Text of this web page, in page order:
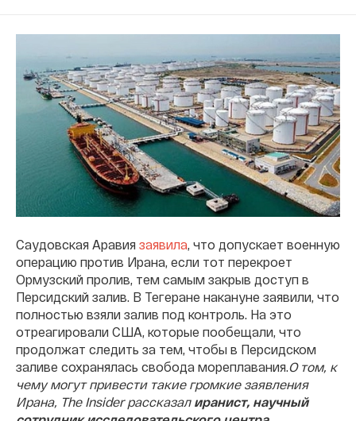
Саудовская Аравия заявила , что допускает военную
операцию против Ирана, если тот перекроет
Ормузский пролив, тем самым закрыв доступ в
Персидский залив. В Тегеране накануне заявили, что
полностью взяли залив под контроль. На это
отреагировали США, которые пообещали, что
продолжат следить за тем, чтобы в Персидском
заливе сохранялась свобода мореплавания. О том, к
чему могут привести такие громкие заявления
Ирана, The Insider рассказал иранист, научный